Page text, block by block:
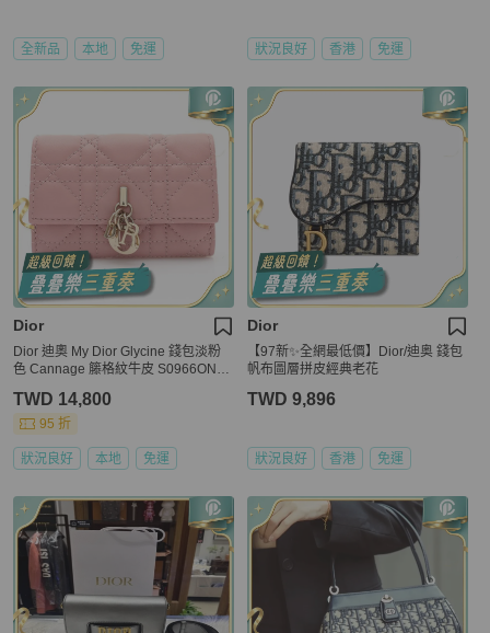
全新品 本地 免運 狀況良好 香港 免運
Dior
Dior 迪奧 My Dior Glycine 錢包淡粉
色 Cannage 籐格紋牛皮 S0966ONM
TWD 14,800
95 折
狀況良好 本地 免運
Dior
【97新✨全網最低價】Dior/迪奥 錢包
帆布圖層拼皮經典老花
TWD 9,896
狀況良好 香港 免運